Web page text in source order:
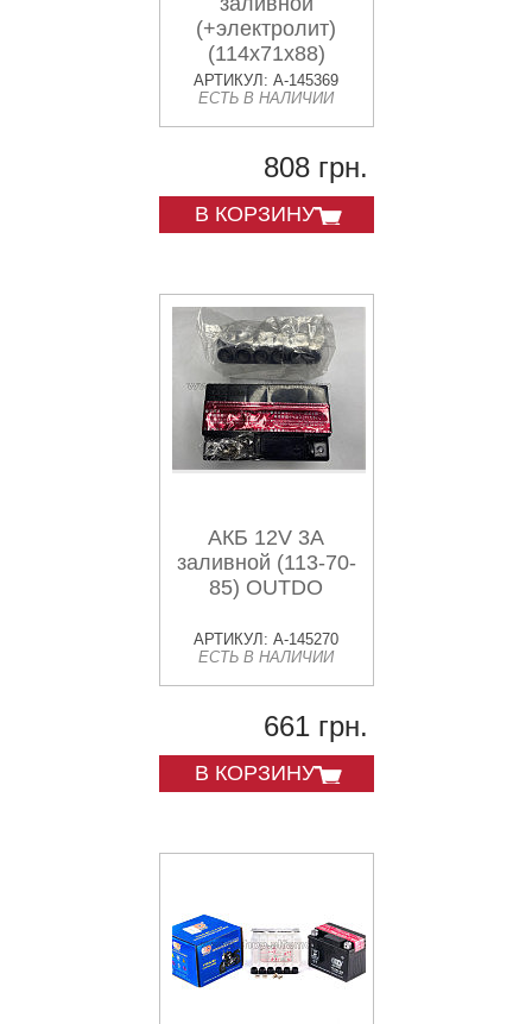
(+электролит)
(114x71x88)
OUTDO VDK
АРТИКУЛ: A-145369
ЕСТЬ В НАЛИЧИИ
808 грн.
В КОРЗИНУ
АКБ 12V 3А
заливной (113-70-
85) OUTDO
АРТИКУЛ: A-145270
ЕСТЬ В НАЛИЧИИ
661 грн.
В КОРЗИНУ